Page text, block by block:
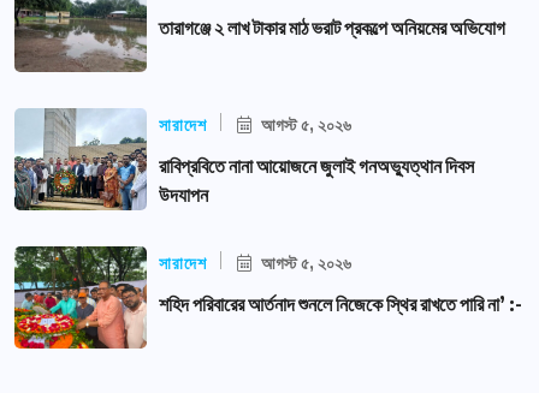
তারাগঞ্জে ২ লাখ টাকার মাঠ ভরাট প্রকল্পে অনিয়মের অভিযোগ
সারাদেশ আগস্ট ৫, ২০২৬
রাবিপ্রবিতে নানা আয়োজনে জুলাই গনঅভ্যুত্থান দিবস
উদযাপন
সারাদেশ আগস্ট ৫, ২০২৬
শহিদ পরিবারের আর্তনাদ শুনলে নিজেকে স্থির রাখতে পারি না’ :-